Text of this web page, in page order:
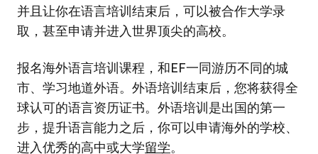
并且让你在语言培训结束后，可以被合作大学录
取，甚至申请并进入世界顶尖的高校。
报名海外语言培训课程，和EF一同游历不同的城
市、学习地道外语。外语培训结束后，您将获得全
球认可的语言资历证书。外语培训是出国的第一
步，提升语言能力之后，你可以申请海外的学校、
进入优秀的高中或大学留学。